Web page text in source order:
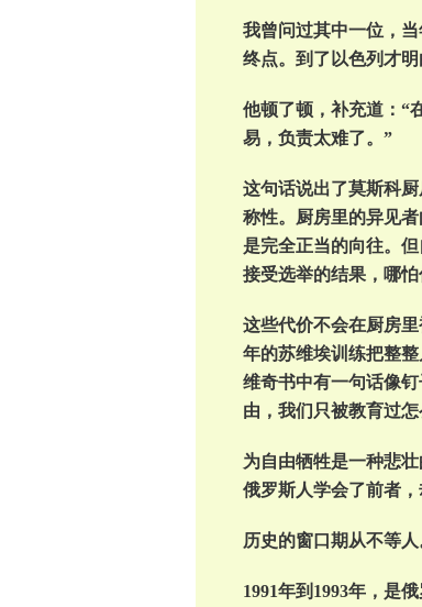
我曾问过其中一位，
终点。到了以色列才
他顿了顿，补充道：“
易，负责太难了。”
这句话说出了莫斯科
称性。厨房里的异见
是完全正当的向往。
接受选举的结果，哪怕
这些代价不会在厨房
年的苏维埃训练把整
维奇书中有一句话像
由，我们只被教育过
为自由牺牲是一种悲
俄罗斯人学会了前者，
历史的窗口期从不等人
1991年到1993年，是